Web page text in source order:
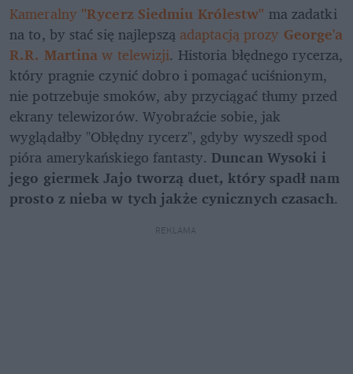
Kameralny "Rycerz Siedmiu Królestw" ma zadatki
na to, by stać się najlepszą adaptacją prozy George'a
R.R. Martina w telewizji. Historia błędnego rycerza,
który pragnie czynić dobro i pomagać uciśnionym,
nie potrzebuje smoków, aby przyciągać tłumy przed
ekrany telewizorów. Wyobraźcie sobie, jak
wyglądałby "Obłędny rycerz", gdyby wyszedł spod
pióra amerykańskiego fantasty. Duncan Wysoki i
jego giermek Jajo tworzą duet, który spadł nam
prosto z nieba w tych jakże cynicznych czasach.
REKLAMA